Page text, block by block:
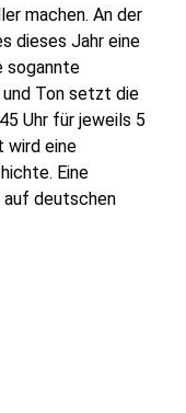
machen. An der
dieses Jahr eine
sogannte
Ton setzt die
Uhr für jeweils 5
wird eine
Eine
auf deutschen